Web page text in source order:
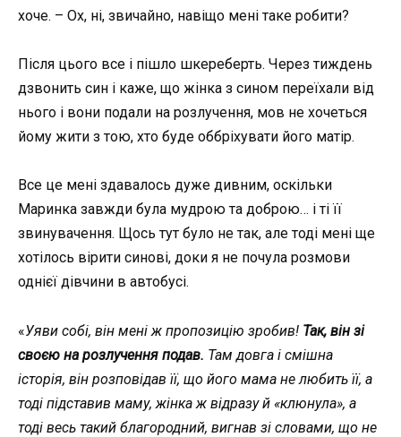
хоче. – Ох, ні, звичайно, навіщо мені таке робити?
Після цього все і пішло шкереберть. Через тиждень
дзвонить син і каже, що жінка з сином переїхали від
нього і вони подали на розлучення, мов не хочеться
йому жити з тою, хто буде оббріхувати його матір.
Все це мені здавалось дуже дивним, оскільки
Маринка завжди була мудрою та доброю… і ті її
звинувачення. Щось тут було не так, але тоді мені ще
хотілось вірити синові, доки я не почула розмови
однієї дівчини в автобусі.
«Уяви собі, він мені ж пропозицію зробив! Так, він зі
своєю на розлучення подав. Там довга і смішна
історія, він розповідав її, що його мама не любить її, а
тоді підставив маму, жінка ж відразу й «клюнула», а
тоді весь такий благородний, вигнав зі словами, що не